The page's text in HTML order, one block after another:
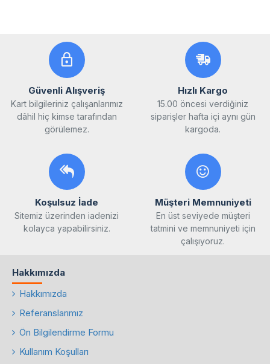
Güvenli Alışveriş
Kart bilgileriniz çalışanlarımız
dâhil hiç kimse tarafından
görülemez.
Hızlı Kargo
15.00 öncesi verdiğiniz
siparişler hafta içi aynı gün
kargoda.
Koşulsuz İade
Sitemiz üzerinden iadenizi
kolayca yapabilirsiniz.
Müşteri Memnuniyeti
En üst seviyede müşteri
tatmini ve memnuniyeti için
çalışıyoruz.
Hakkımızda
Hakkımızda
Referanslarımız
Ön Bilgilendirme Formu
Kullanım Koşulları